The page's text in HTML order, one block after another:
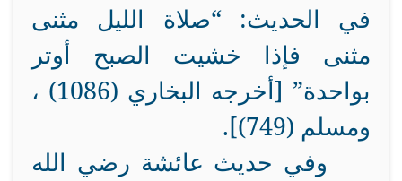
في الحديث: “صلاة الليل مثنى
مثنى فإذا خشيت الصبح أوتر
بواحدة” [أخرجه البخاري (1086) ،
ومسلم (749)].
وفي حديث عائشة رضي الله